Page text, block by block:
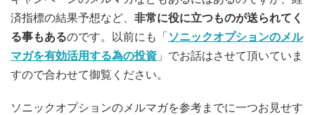
済指標の結果予想など、 非常に役に立つものが送られてく
る事もあるのです。以前にも「ソニックオプションのメル
マガを有効活用する為の投資 」でお話はさせて頂いていま
すので合わせて御覧ください。
ソニックオプションのメルマガを参考までに一つお見せす